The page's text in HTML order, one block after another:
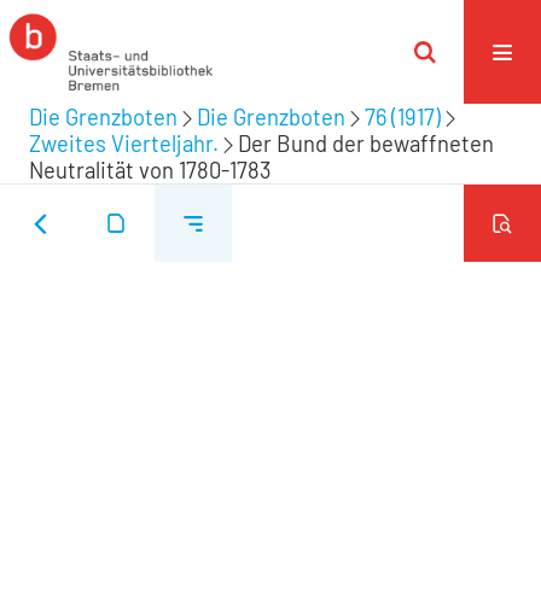
Die Grenzboten Die Grenzboten
76 (1917)
Zweites Vierteljahr.
Der Bund der bewaffneten
Neutralität von 1780-1783